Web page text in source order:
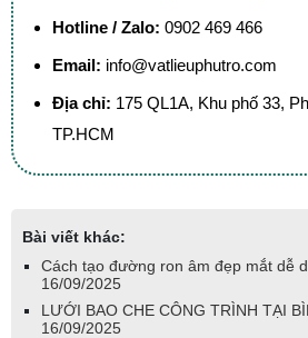
Hotline / Zalo: 0902 469 466
Email: info@vatlieuphutro.com
Địa chỉ: 175 QL1A, Khu phố 33,
TP.HCM
Bài viết khác:
Cách tạo đường ron âm đẹp mắt dễ
16/09/2025
LƯỚI BAO CHE CÔNG TRÌNH TẠI
16/09/2025